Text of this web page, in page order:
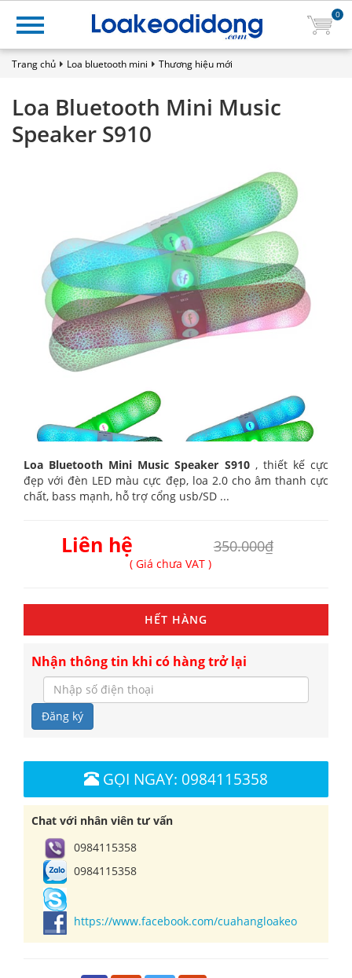
0
Trang chủ Loa bluetooth mini Thương hiệu mới
Loa Bluetooth Mini Music
Speaker S910
Loa Bluetooth Mini Music Speaker S910, thiết kế cực
đẹp với đèn LED màu cực đẹp, loa 2.0 cho âm thanh cực
chất, bass mạnh, hỗ trợ cổng usb/SD ...
Liên hệ 350.000₫
( Giá chưa VAT )
HẾT HÀNG
Nhận thông tin khi có hàng trở lại
Đăng ký
GỌI NGAY: 0984115358
Chat với nhân viên tư vấn
0984115358
0984115358
https://www.facebook.com/cuahangloakeo